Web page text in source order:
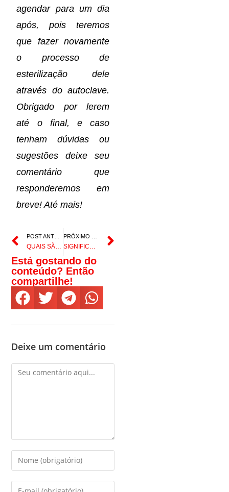
agendar para um dia
após, pois teremos
que fazer novamente
o processo de
esterilização dele
através do autoclave.
Obrigado por lerem
até o final, e caso
tenham dúvidas ou
sugestões deixe seu
comentário que
responderemos em
breve! Até mais!
QUAIS SÃO OS ESTILOS DE TATUAGEM EXISTENTES SIGNIFICADO DOS ANIMAIS NAS TATUAGENS PARTE 1
Está gostando do
conteúdo? Então
compartilhe!
Deixe um comentário